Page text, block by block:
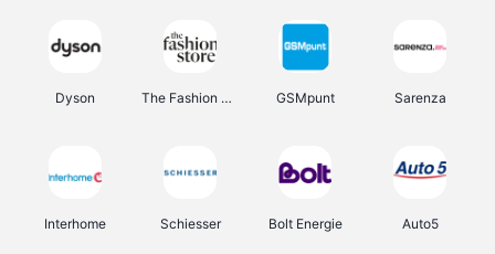
Dyson The Fashion Store GSMpunt Sarenza
Interhome Schiesser Bolt Energie Auto5